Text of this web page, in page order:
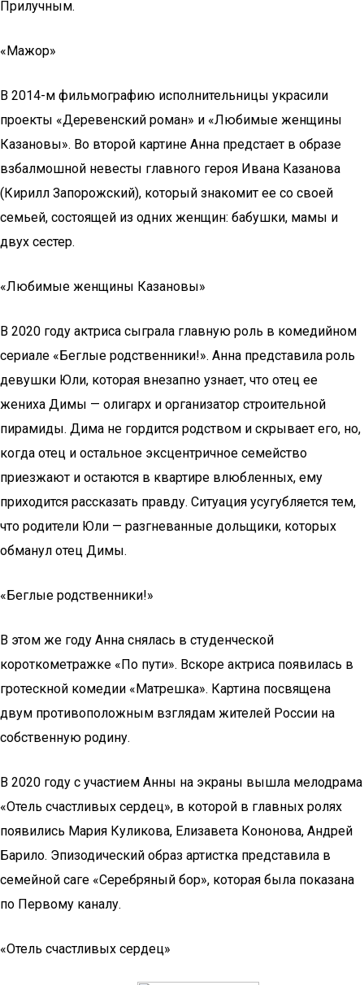
Прилучным.
«Мажор»
В 2014-м фильмографию исполнительницы украсили
проекты «Деревенский роман» и «Любимые женщины
Казановы». Во второй картине Анна предстает в образе
взбалмошной невесты главного героя Ивана Казанова
(Кирилл Запорожский), который знакомит ее со своей
семьей, состоящей из одних женщин: бабушки, мамы и
двух сестер.
«Любимые женщины Казановы»
В 2020 году актриса сыграла главную роль в комедийном
сериале «Беглые родственники!». Анна представила роль
девушки Юли, которая внезапно узнает, что отец ее
жениха Димы — олигарх и организатор строительной
пирамиды. Дима не гордится родством и скрывает его, но,
когда отец и остальное эксцентричное семейство
приезжают и остаются в квартире влюбленных, ему
приходится рассказать правду. Ситуация усугубляется тем,
что родители Юли — разгневанные дольщики, которых
обманул отец Димы.
«Беглые родственники!»
В этом же году Анна снялась в студенческой
короткометражке «По пути». Вскоре актриса появилась в
гротескной комедии «Матрешка». Картина посвящена
двум противоположным взглядам жителей России на
собственную родину.
В 2020 году с участием Анны на экраны вышла мелодрама
«Отель счастливых сердец», в которой в главных ролях
появились Мария Куликова, Елизавета Кононова, Андрей
Барило. Эпизодический образ артистка представила в
семейной саге «Серебряный бор», которая была показана
по Первому каналу.
«Отель счастливых сердец»